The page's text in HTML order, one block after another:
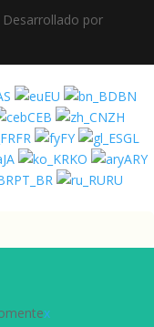
Desarrollado por
EU
BN
CEB
ZH
FR FY
GL
JA KO
ARY
PT_BR
RU
x